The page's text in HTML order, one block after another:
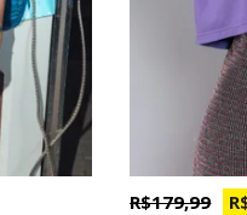
R$ 179,99